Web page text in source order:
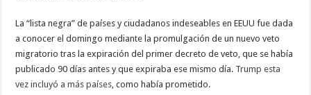
La “lista negra” de países y ciudadanos indeseables en EEUU fue dada
a conocer el domingo mediante la promulgación de un nuevo veto
migratorio tras la expiración del primer decreto de veto, que se había
publicado 90 días antes y que expiraba ese mismo día. Trump esta
vez incluyó a más países , como había prometido.